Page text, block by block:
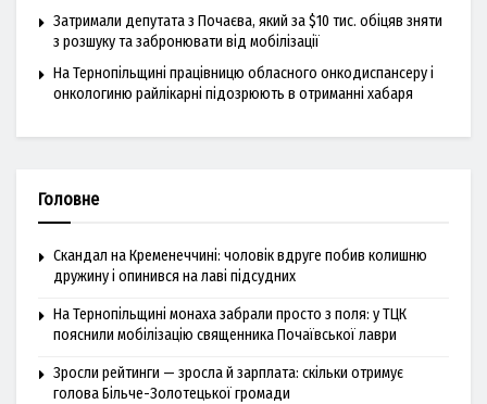
Затримали депутата з Почаєва, який за $10 тис. обіцяв зняти
з розшуку та забронювати від мобілізації
На Тернопільщині працівницю обласного онкодиспансеру і
онкологиню райлікарні підозрюють в отриманні хабаря
Головне
Скандал на Кременеччині: чоловік вдруге побив колишню
дружину і опинився на лаві підсудних
На Тернопільщині монаха забрали просто з поля: у ТЦК
пояснили мобілізацію священника Почаївської лаври
Зросли рейтинги — зросла й зарплата: скільки отримує
голова Більче-Золотецької громади